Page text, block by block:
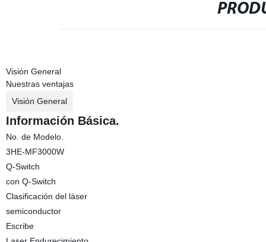
Visión General
Nuestras ventajas
Visión General
Información Básica.
No. de Modelo.
3HE-MF3000W
Q-Switch
con Q-Switch
Clasificación del láser
semiconductor
Escribe